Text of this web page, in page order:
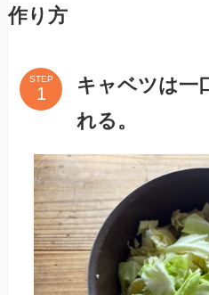
作り方
STEP
キャベツは一
れる。